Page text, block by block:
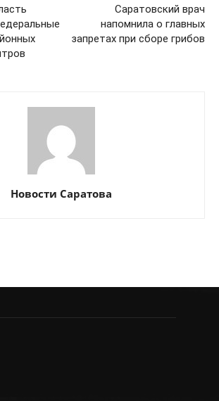
Саратовский врач
напомнила о главных
запретах при сборе грибов
Новости Саратова